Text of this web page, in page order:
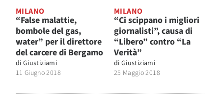
MILANO
“False malattie,
bombole del gas,
water” per il direttore
del carcere di Bergamo
di Giustiziami
11 Giugno 2018
MILANO
“Ci scippano i migliori
giornalisti”, causa di
“Libero” contro “La
Verità”
di Giustiziami
25 Maggio 2018